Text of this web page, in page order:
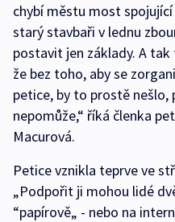
chybí městu most
starý stavbaři v lednu
postavit jen základy. A
že bez toho, aby se
petice, by to prostě
nepomůže,“ říká členka
Macurová.
Petice vznikla teprve ve
„Podpořit ji mohou lidé
“papírově„ - nebo na